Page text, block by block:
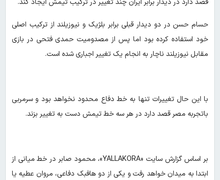
قصد دارد در دیدار برابر ایران چند تغییر در ترکیب تیمش ایجاد کند.
حسام حسن در دو دیدار قبلی برابر بلژیک و نیوزیلند از ترکیب اصلی
خود استفاده کرده بود اما پس از مصدومیت حمدی فتحی در بازی
مقابل نیوزیلند ناچار به انجام یک تغییر اجباری شده است.
با این حال تغییرات تنها به خط دفاع محدود نخواهد بود و سرمربی
باتجربه مصر قصد دارد در هر سه خط تیمش دست به تغییر بزند.
بر اساس گزارش سایت «YALLAKORA»، محمود صابر در خط میانی از
ابتدا به میدان خواهد رفت و یکی از دو هافبک دفاعی، مروان عطیه یا